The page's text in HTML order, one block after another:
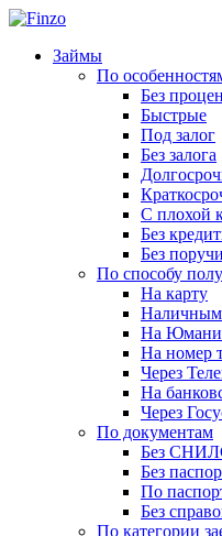
Займы
По
Без
Быстрые
Под залог
Без залога
С плохой
Без
Без
По способу
На карту
На Юмани
На номер
Через
На
Через
По документам
Без
Без
По
Без
По категории